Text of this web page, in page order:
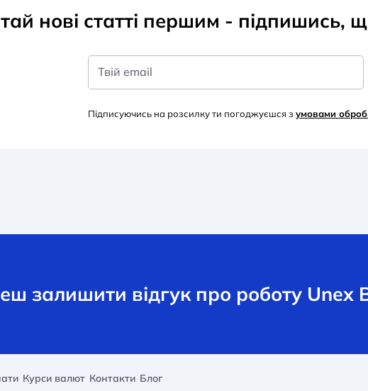
нові статті першим - підпишись,
Твій email
Підписуючись на розсилку ти погоджуєшся з умовами
залишити відгук про роботу Unex
Курси валют Контакти Блог